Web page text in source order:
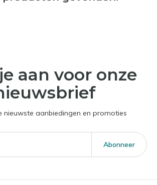
aan voor onze
nieuwste aanbiedingen en promoties
Abonneer